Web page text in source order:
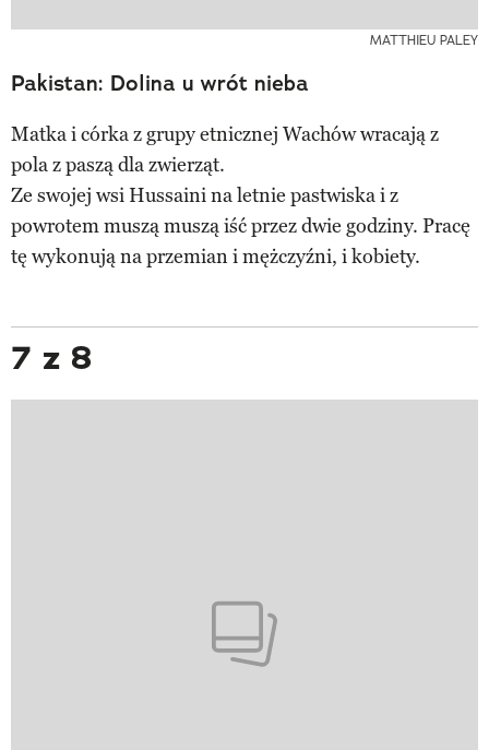
MATTHIEU PALEY
Pakistan: Dolina u wrót nieba
Matka i córka z grupy etnicznej Wachów wracają z
pola z paszą dla zwierząt.
Ze swojej wsi Hussaini na letnie pastwiska i z
powrotem muszą muszą iść przez dwie godziny. Pracę
tę wykonują na przemian i mężczyźni, i kobiety.
7 z 8